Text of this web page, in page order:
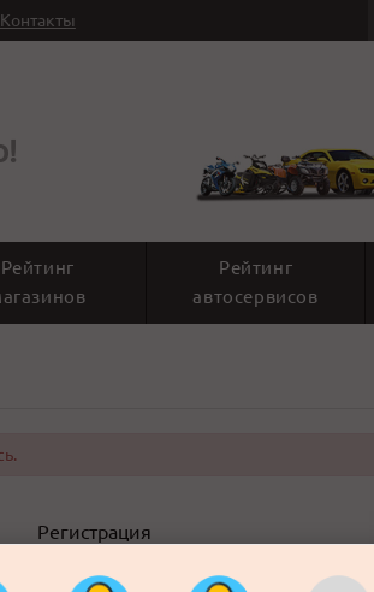
Контакты
Рейтинг
Рейтинг
автосервисов
Регистрация
Выберите тип регистрируемого аккаунта.